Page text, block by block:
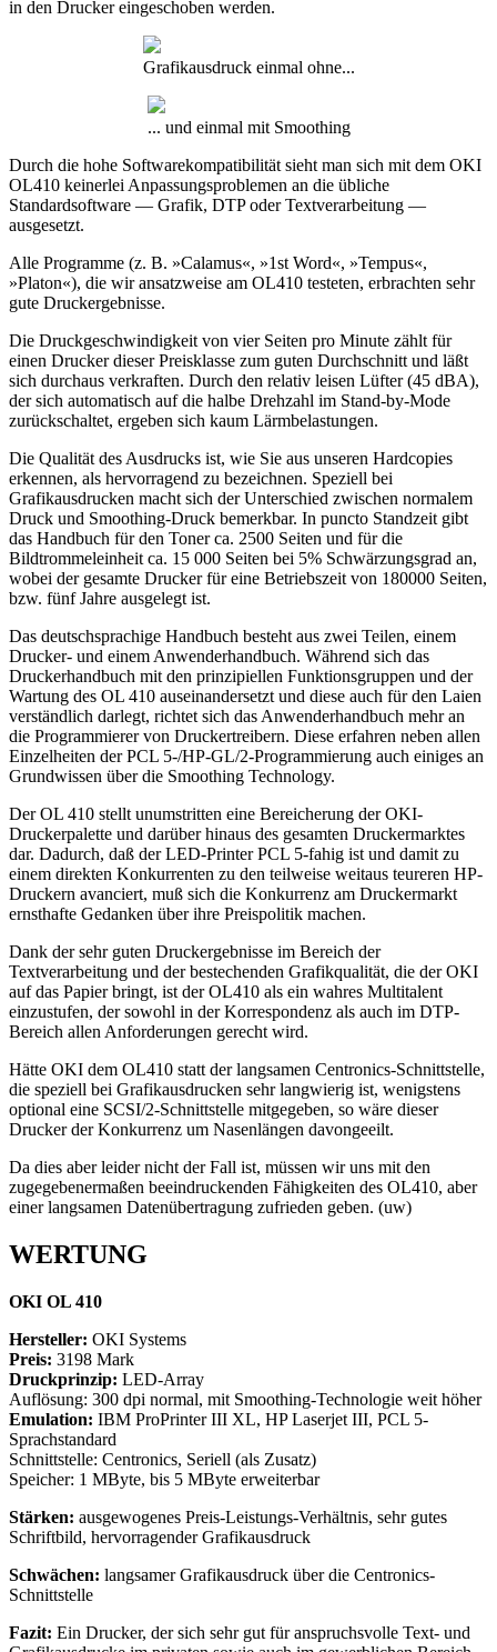
in den Drucker eingeschoben werden.
Grafikausdruck einmal ohne...
... und einmal mit Smoothing
Durch die hohe Softwarekompatibilität sieht man sich mit dem OKI
OL410 keinerlei Anpassungsproblemen an die übliche
Standardsoftware — Grafik, DTP oder Textverarbeitung —
ausgesetzt.
Alle Programme (z. B. »Calamus«, »1st Word«, »Tempus«,
»Platon«), die wir ansatzweise am OL410 testeten, erbrachten sehr
gute Druckergebnisse.
Die Druckgeschwindigkeit von vier Seiten pro Minute zählt für
einen Drucker dieser Preisklasse zum guten Durchschnitt und läßt
sich durchaus verkraften. Durch den relativ leisen Lüfter (45 dBA),
der sich automatisch auf die halbe Drehzahl im Stand-by-Mode
zurückschaltet, ergeben sich kaum Lärmbelastungen.
Die Qualität des Ausdrucks ist, wie Sie aus unseren Hardcopies
erkennen, als hervorragend zu bezeichnen. Speziell bei
Grafikausdrucken macht sich der Unterschied zwischen normalem
Druck und Smoothing-Druck bemerkbar. In puncto Standzeit gibt
das Handbuch für den Toner ca. 2500 Seiten und für die
Bildtrommeleinheit ca. 15 000 Seiten bei 5% Schwärzungsgrad an,
wobei der gesamte Drucker für eine Betriebszeit von 180000 Seiten,
bzw. fünf Jahre ausgelegt ist.
Das deutschsprachige Handbuch besteht aus zwei Teilen, einem
Drucker- und einem Anwenderhandbuch. Während sich das
Druckerhandbuch mit den prinzipiellen Funktionsgruppen und der
Wartung des OL 410 auseinandersetzt und diese auch für den Laien
verständlich darlegt, richtet sich das Anwenderhandbuch mehr an
die Programmierer von Druckertreibern. Diese erfahren neben allen
Einzelheiten der PCL 5-/HP-GL/2-Programmierung auch einiges an
Grundwissen über die Smoothing Technology.
Der OL 410 stellt unumstritten eine Bereicherung der OKI-
Druckerpalette und darüber hinaus des gesamten Druckermarktes
dar. Dadurch, daß der LED-Printer PCL 5-fahig ist und damit zu
einem direkten Konkurrenten zu den teilweise weitaus teureren HP-
Druckern avanciert, muß sich die Konkurrenz am Druckermarkt
ernsthafte Gedanken über ihre Preispolitik machen.
Dank der sehr guten Druckergebnisse im Bereich der
Textverarbeitung und der bestechenden Grafikqualität, die der OKI
auf das Papier bringt, ist der OL410 als ein wahres Multitalent
einzustufen, der sowohl in der Korrespondenz als auch im DTP-
Bereich allen Anforderungen gerecht wird.
Hätte OKI dem OL410 statt der langsamen Centronics-Schnittstelle,
die speziell bei Grafikausdrucken sehr langwierig ist, wenigstens
optional eine SCSI/2-Schnittstelle mitgegeben, so wäre dieser
Drucker der Konkurrenz um Nasenlängen davongeeilt.
Da dies aber leider nicht der Fall ist, müssen wir uns mit den
zugegebenermaßen beeindruckenden Fähigkeiten des OL410, aber
einer langsamen Datenübertragung zufrieden geben. (uw)
WERTUNG
OKI OL 410
Hersteller: OKI Systems
Preis: 3198 Mark
Druckprinzip: LED-Array
Auflösung: 300 dpi normal, mit Smoothing-Technologie weit höher
Emulation: IBM ProPrinter III XL, HP Laserjet III, PCL 5-
Sprachstandard
Schnittstelle: Centronics, Seriell (als Zusatz)
Speicher: 1 MByte, bis 5 MByte erweiterbar
Stärken: ausgewogenes Preis-Leistungs-Verhältnis, sehr gutes
Schriftbild, hervorragender Grafikausdruck
Schwächen: langsamer Grafikausdruck über die Centronics-
Schnittstelle
Fazit: Ein Drucker, der sich sehr gut für anspruchsvolle Text- und